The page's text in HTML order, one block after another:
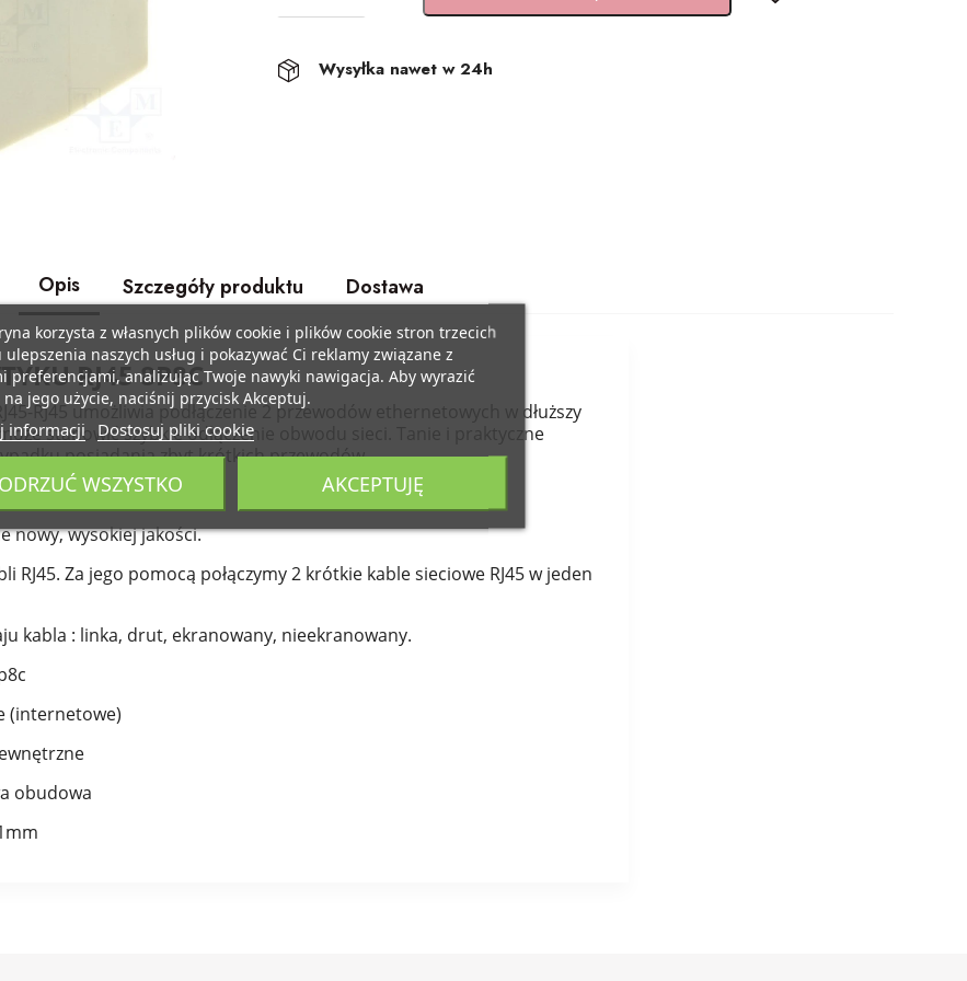
Wysyłka nawet w 24h
Opis Szczegóły produktu Dostawa
RJ45 8P8C
RJ45 umożliwia podłączenie 2 przewodów ethernetowych w dłuższy
stanowić szybkie odłączenie obwodu sieci. Tanie i praktyczne
posiadania zbyt krótkich przewodów.
nowy, wysokiej jakości.
RJ45. Za jego pomocą połączymy 2 krótkie kable sieciowe RJ45 w jeden
kabla : linka, drut, ekranowany, nieekranowany.
(internetowe)
obudowa
korzysta z własnych plików cookie i plików cookie stron trzecich
ulepszenia naszych usług i pokazywać Ci reklamy związane z
preferencjami, analizując Twoje nawyki nawigacja. Aby wyrazić
na jego użycie, naciśnij przycisk Akceptuj.
informacji Dostosuj pliki cookie
ODRZUĆ WSZYSTKO AKCEPTUJĘ